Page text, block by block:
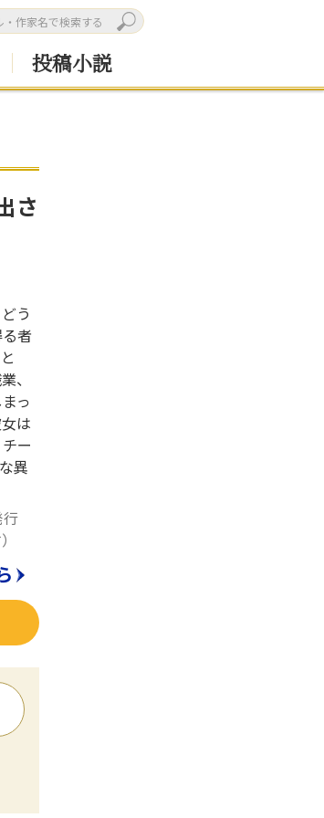
投稿小説
さ
う
者
、
っ
は
ー
異